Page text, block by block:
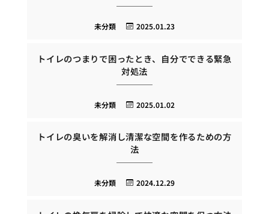
2025.01.23
未分類
トイレのつまりで困ったとき、自分でできる緊急
対処法
2025.01.02
未分類
トイレの臭いを解消し清潔な空間を作るための方
法
2024.12.29
未分類